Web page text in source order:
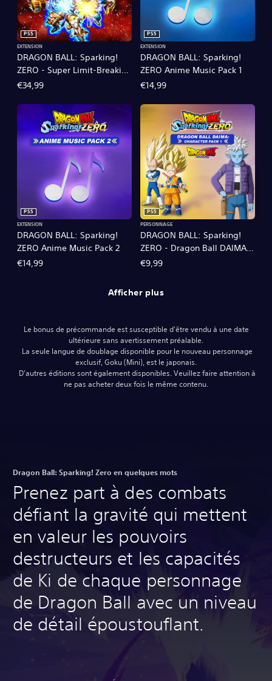
DRAGON BALL: Sparking!
ZERO - Super Limit-Breaking
NEO
PS5
EXTENSION
€34,99
DRAGON BALL: Sparking!
ZERO Anime Music Pack 1
PS5
EXTENSION
€14,99
DRAGON BALL: Sparking!
ZERO Anime Music Pack 2
PS5
EXTENSION
€14,99
DRAGON BALL: Sparking!
ZERO - Dragon Ball DAIMA:
Character Pack 1
PS5
PERSONNAGE
€9,99
Afficher plus
Le bonus de précommande est susceptible d'être vendu à une date
ultérieure sans avertissement préalable.
‎ La seule langue de doublage disponible pour le nouveau personnage
exclusif, Goku (Mini), est le japonais.
‎ D'autres éditions sont également disponibles. Veuillez faire attention à
ne pas acheter deux fois le même contenu.‎
Dragon Ball: Sparking! Zero en quelques mots
Prenez part à des combats
défiant la gravité qui mettent
en valeur les pouvoirs
destructeurs et les capacités
de Ki de chaque personnage
de Dragon Ball avec un niveau
de détail époustouflant.